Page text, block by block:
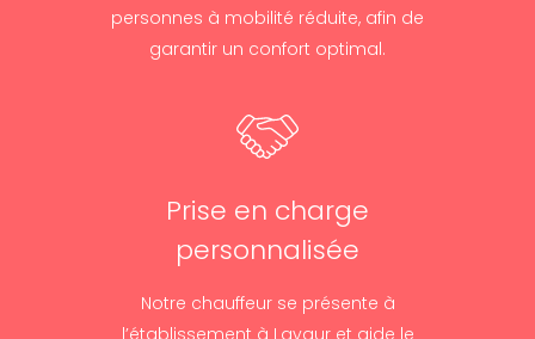
personnes à mobilité réduite, afin de
garantir un confort optimal.
Prise en charge
personnalisée
Notre chauffeur se présente à
l’établissement à Lavaur et aide le